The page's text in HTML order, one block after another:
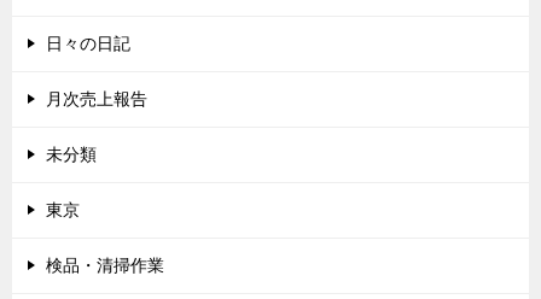
日々の日記
月次売上報告
未分類
東京
検品・清掃作業